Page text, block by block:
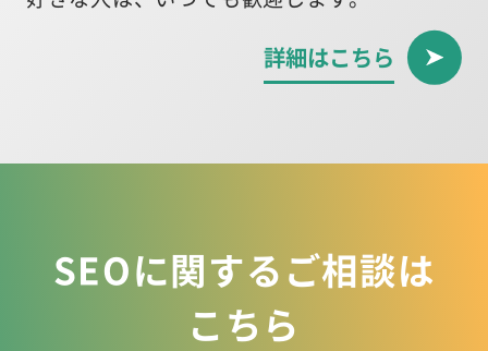
詳細はこちら
SEOに関するご相談は
こちら